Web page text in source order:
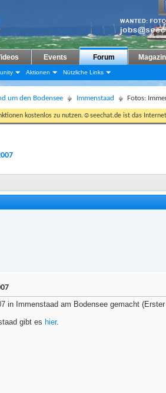
Events Forum
Aktionen Nützliche Links
Magazin
um den Bodensee Immenstaad Fotos:
kostenlos zu nutzen.☺seechat.de ist das
in Immenstaad am Bodensee gemacht
gibt es hier.